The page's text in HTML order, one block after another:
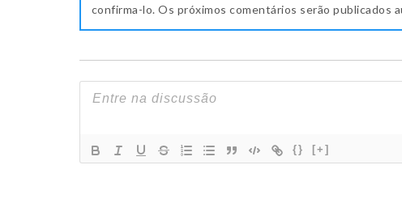
confirma-lo. Os próximos comentários serão publicados
{} [+]